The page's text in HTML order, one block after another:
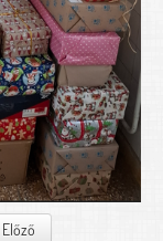
Előző